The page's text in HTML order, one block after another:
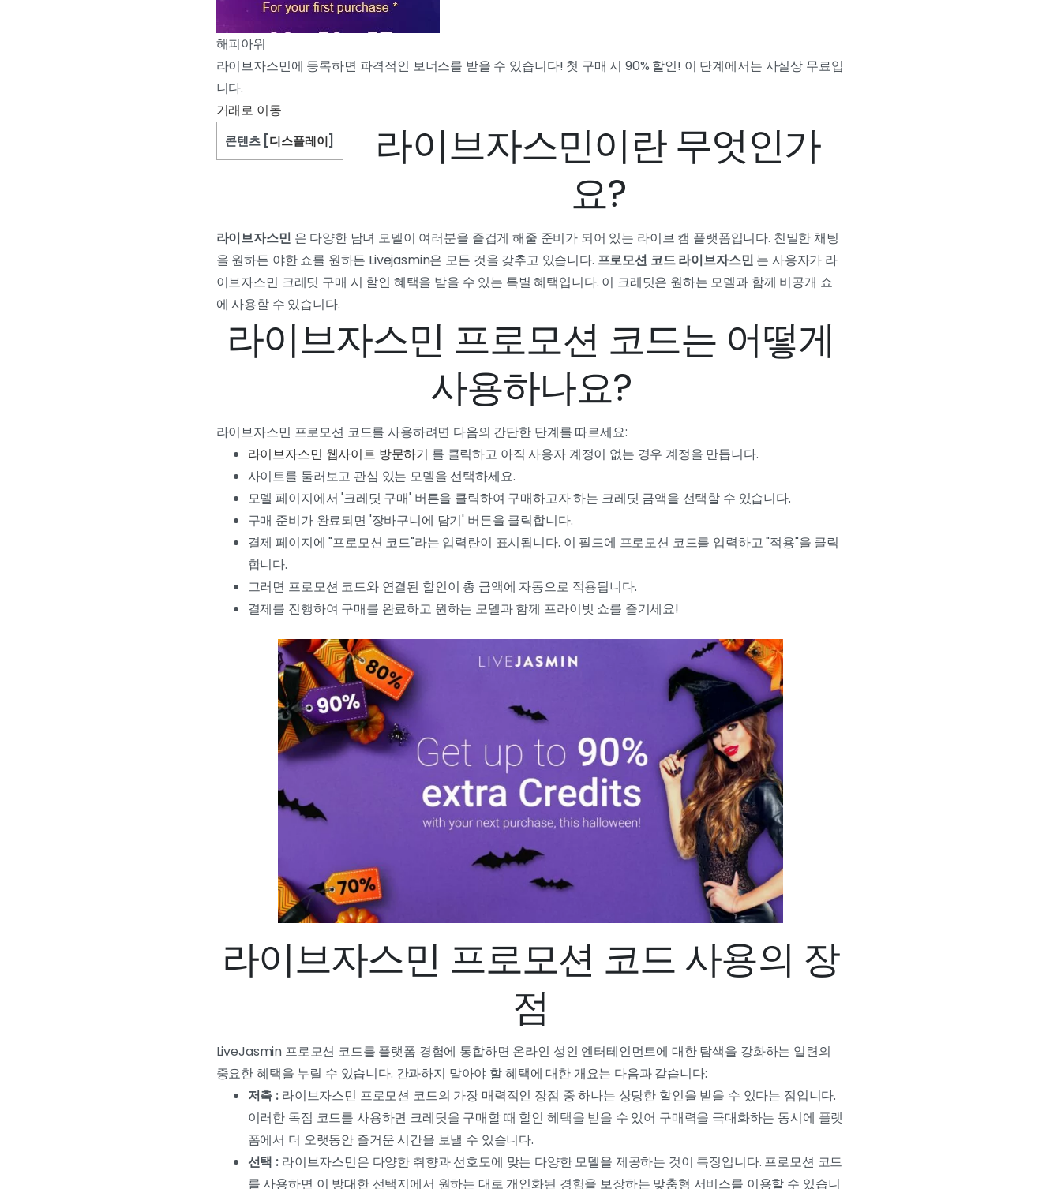
해피아워
라이브자스민에 등록하면 파격적인 보너스를 받을 수 있습니다! 첫 구매 시 90% 할인! 이 단계에서는 사실상 무료입
니다.
거래로 이동
콘텐츠 디스플레이
라이브자스민이란 무엇인가
요?
라이브자스민 은 다양한 남녀 모델이 여러분을 즐겁게 해줄 준비가 되어 있는 라이브 캠 플랫폼입니다. 친밀한 채팅
을 원하든 야한 쇼를 원하든 Livejasmin은 모든 것을 갖추고 있습니다. 프로모션 코드 라이브자스민 는 사용자가 라
이브자스민 크레딧 구매 시 할인 혜택을 받을 수 있는 특별 혜택입니다. 이 크레딧은 원하는 모델과 함께 비공개 쇼
에 사용할 수 있습니다.
라이브자스민 프로모션 코드는 어떻게
사용하나요?
라이브자스민 프로모션 코드를 사용하려면 다음의 간단한 단계를 따르세요:
라이브자스민 웹사이트 방문하기 를 클릭하고 아직 사용자 계정이 없는 경우 계정을 만듭니다.
사이트를 둘러보고 관심 있는 모델을 선택하세요.
모델 페이지에서 '크레딧 구매' 버튼을 클릭하여 구매하고자 하는 크레딧 금액을 선택할 수 있습니다.
구매 준비가 완료되면 '장바구니에 담기' 버튼을 클릭합니다.
결제 페이지에 "프로모션 코드"라는 입력란이 표시됩니다. 이 필드에 프로모션 코드를 입력하고 "적용"을 클릭
합니다.
그러면 프로모션 코드와 연결된 할인이 총 금액에 자동으로 적용됩니다.
결제를 진행하여 구매를 완료하고 원하는 모델과 함께 프라이빗 쇼를 즐기세요!
라이브자스민 프로모션 코드 사용의 장
점
LiveJasmin 프로모션 코드를 플랫폼 경험에 통합하면 온라인 성인 엔터테인먼트에 대한 탐색을 강화하는 일련의
중요한 혜택을 누릴 수 있습니다. 간과하지 말아야 할 혜택에 대한 개요는 다음과 같습니다:
저축 : 라이브자스민 프로모션 코드의 가장 매력적인 장점 중 하나는 상당한 할인을 받을 수 있다는 점입니다.
이러한 독점 코드를 사용하면 크레딧을 구매할 때 할인 혜택을 받을 수 있어 구매력을 극대화하는 동시에 플랫
폼에서 더 오랫동안 즐거운 시간을 보낼 수 있습니다.
선택 : 라이브자스민은 다양한 취향과 선호도에 맞는 다양한 모델을 제공하는 것이 특징입니다. 프로모션 코드
를 사용하면 이 방대한 선택지에서 원하는 대로 개인화된 경험을 보장하는 맞춤형 서비스를 이용할 수 있습니